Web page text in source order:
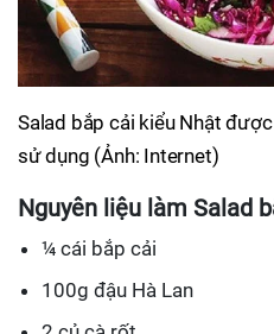
Salad bắp cải kiểu Nhật
sử dụng (Ảnh: Internet)
Nguyên liệu làm Salad
¼ cái bắp cải
100g đậu Hà Lan